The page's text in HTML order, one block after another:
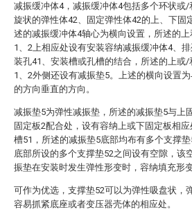
减振缓冲体4，减振缓冲体4包括多个环状或/
旋状的弹性体42、固定弹性体42的上、下固
述的减振缓冲体4轴心为横向设置，所述的上
1、2上相应处设有安装容纳减振缓冲体4、
装孔41、安装槽或孔槽的结合，所述的上或/
1、2外侧还设有减振垫5。上述的横向设置
的方向垂直的方向。
减振垫5为弹性减振垫，所述的减振垫5与上
固定板2配合处，设有容纳上或下固定板相
槽51，所述的减振垫5底部均布有多个支撑
底部所设的多个支撑垫52之间设有空隙，该
振垫在安装时发生弹性形变时，容纳填充形
可作为优选，支撑垫52可以为弹性吸盘状，
容易抓紧底座或者变压器壳体的相应处。